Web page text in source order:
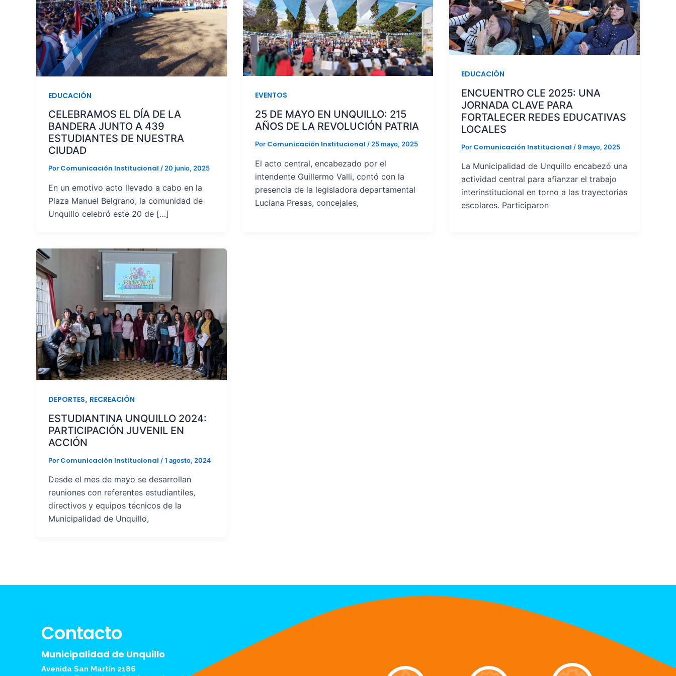
EDUCACIÓN
CELEBRAMOS EL DÍA DE LA
BANDERA JUNTO A 439
ESTUDIANTES DE NUESTRA
CIUDAD
Por Comunicación Institucional /20 junio, 2025
En un emotivo acto llevado a cabo en la
Plaza Manuel Belgrano, la comunidad de
Unquillo celebró este 20 de […]
EVENTOS
25 DE MAYO EN UNQUILLO: 215
AÑOS DE LA REVOLUCIÓN PATRIA
Por Comunicación Institucional / 25 mayo, 2025
El acto central, encabezado por el
intendente Guillermo Valli, contó con la
presencia de la legisladora departamental
Luciana Presas, concejales,
EDUCACIÓN
ENCUENTRO CLE 2025: UNA
JORNADA CLAVE PARA
FORTALECER REDES EDUCATIVAS
LOCALES
Por Comunicación Institucional/9 mayo, 2025
La Municipalidad de Unquillo encabezó una
actividad central para afianzar el trabajo
interinstitucional en torno a las trayectorias
escolares. Participaron
DEPORTES, RECREACIÓN
ESTUDIANTINA UNQUILLO 2024:
PARTICIPACIÓN JUVENIL EN
ACCIÓN
Por Comunicación Institucional /1 agosto, 2024
Desde el mes de mayo se desarrollan
reuniones con referentes estudiantiles,
directivos y equipos técnicos de la
Municipalidad de Unquillo,
Contacto
Municipalidad de Unquillo
Avenida San Martín 2186